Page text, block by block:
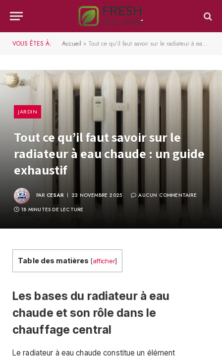
VOUS ÊTES À: Accueil » Tout ce qu’il faut savoir sur le radiateur à eau chaude : un guide exhaustif
JARDIN
Tout ce qu’il faut savoir sur le
radiateur à eau chaude : un guide
exhaustif
PAR CESAR 23 NOVEMBRE 2025
AUCUN COMMENTAIRE
18 MINUTES DE LECTURE
Table des matières [afficher]
Les bases du radiateur à eau
chaude et son rôle dans le
chauffage central
Le radiateur à eau chaude constitue un élément